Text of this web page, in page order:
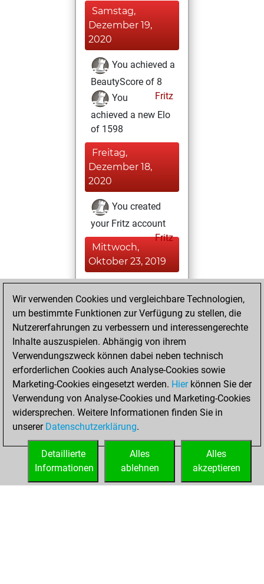
Samstag,
Dezember 19,
2020
You achieved a
BeautyScore of 8
Fritz
You
achieved a new Elo
of 1598
Freitag,
Dezember 18,
2020
You created
your Fritz account
Fritz
Mittwoch,
Oktober 23, 2019
You played 18
slow games
Play
You scored +5
=0 -13 in slow games
Sonntag,
Oktober 13, 2019
You played 65
bullet games
Play
You scored +31
=1 -33 in bullet
Wir verwenden Cookies und vergleichbare Technologien,
um bestimmte Funktionen zur Verfügung zu stellen, die
Nutzererfahrungen zu verbessern und interessengerechte
Inhalte auszuspielen. Abhängig von ihrem
Verwendungszweck können dabei neben technisch
erforderlichen Cookies auch Analyse-Cookies sowie
Marketing-Cookies eingesetzt werden. Hierkönnen Sie der
Verwendung von Analyse-Cookies und Marketing-Cookies
widersprechen. Weitere Informationen finden Sie in
unserer Datenschutzerklärung.
Alles
akzeptieren
Alles
ablehnen
Detaillierte
Informationen